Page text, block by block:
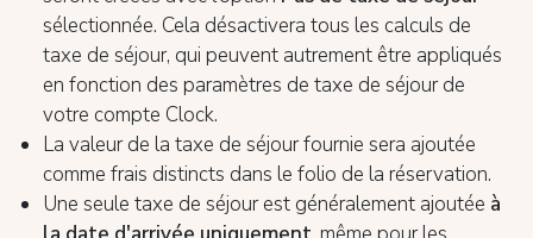
sélectionnée. Cela désactivera tous les calculs de
taxe de séjour, qui peuvent autrement être appliqués
en fonction des paramètres de taxe de séjour de
votre compte Clock.
La valeur de la taxe de séjour fournie sera ajoutée
comme frais distincts dans le folio de la réservation.
Une seule taxe de séjour est généralement ajoutée à